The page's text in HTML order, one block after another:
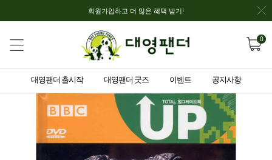
회원가입하고 더 많은 혜택 받기!
0
대영팬더 출시작 대영팬더 굿즈 이벤트 공지사항